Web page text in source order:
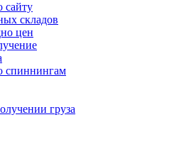
сайту
складов
цен
спиннингам
груза